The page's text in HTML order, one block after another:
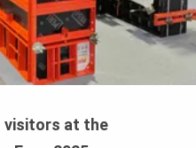
visitors at the